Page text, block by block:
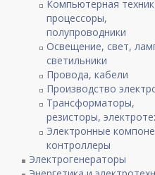
Компьютерная
процессоры,
полупроводники
Освещение, свет,
светильники
Провода, кабели
Производство
Трансформаторы,
резисторы,
Электронные
контроллеры
Электрогенераторы